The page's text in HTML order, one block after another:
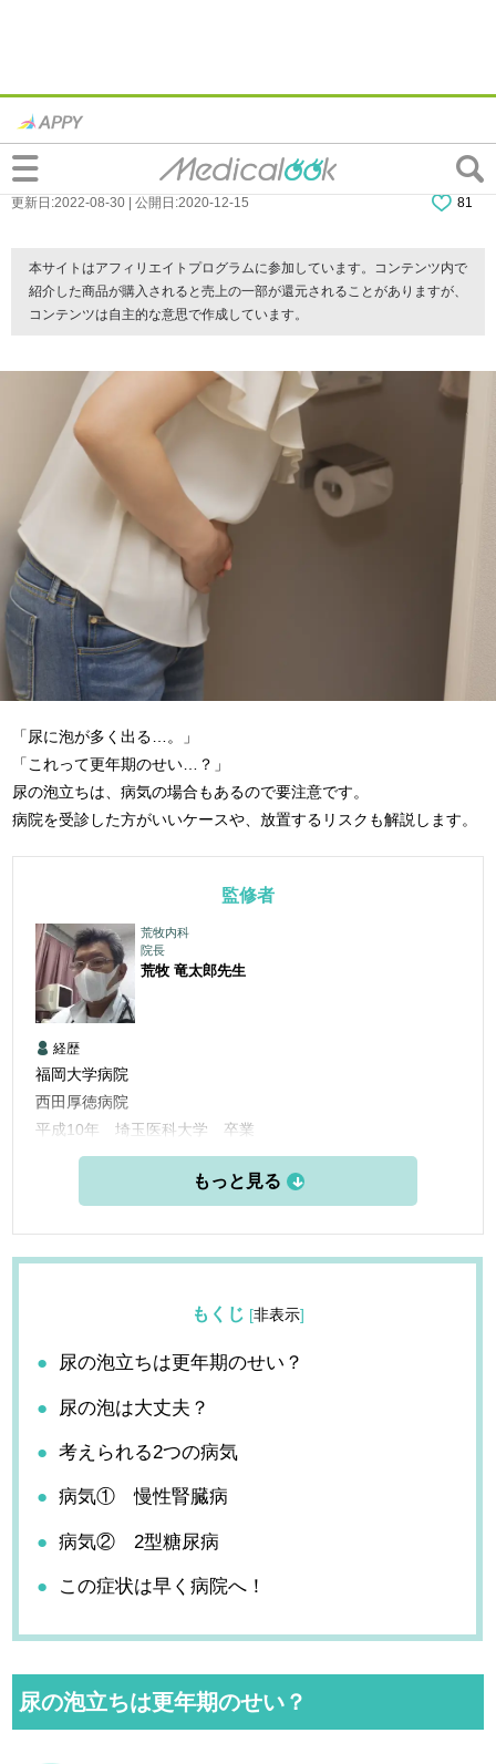
尿の泡は更年期のせい…？腎臓病・糖尿病
のサインかも。病院に行く目安は？
更新日:2022-08-30 | 公開日:2020-12-15 81
本サイトはアフィリエイトプログラムに参加しています。コンテンツ内で
紹介した商品が購入されると売上の一部が還元されることがありますが、
コンテンツは自主的な意思で作成しています。
「尿に泡が多く出る…。」
「これって更年期のせい…？」
尿の泡立ちは、病気の場合もあるので要注意です。
病院を受診した方がいいケースや、放置するリスクも解説します。
監修者
荒牧内科
院長
荒牧 竜太郎先生
経歴
福岡大学病院
西田厚徳病院
平成10年 埼玉医科大学 卒業
平成10年 福岡大学病院 臨床研修
平成12年 福岡大学病院 呼吸器科入局
もくじ [非表示]
尿の泡立ちは更年期のせい？
尿の泡は大丈夫？
考えられる2つの病気
病気① 慢性腎臓病
病気② 2型糖尿病
この症状は早く病院へ！
尿の泡立ちは更年期のせい？